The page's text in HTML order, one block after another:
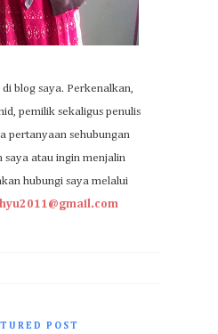
blog saya. Perkenalkan,
pemilik sekaligus penulis
pertanyaan sehubungan
saya atau ingin menjalin
hubungi saya melalui
POST